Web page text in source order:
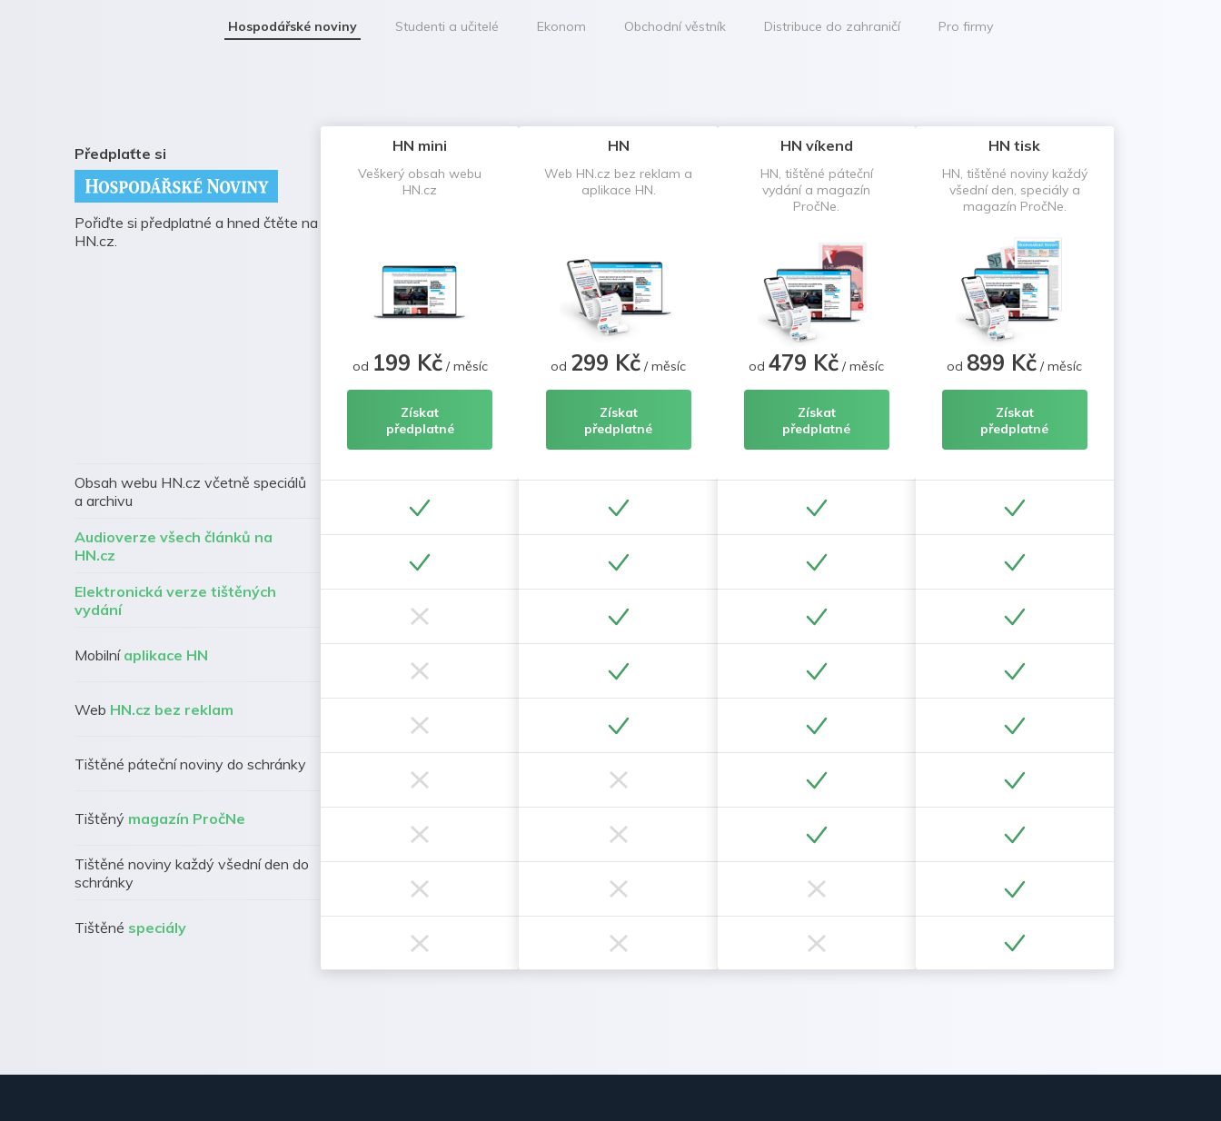
Hospodářské noviny Studenti a učitelé Ekonom Obchodní věstník Distribuce do zahraničí Pro firmy
Předplaťte si
Pořiďte si předplatné a hned čtěte na
HN.cz.
Obsah webu HN.cz včetně speciálů
a archivu
Audioverze všech článků na
HN.cz
Elektronická verze tištěných
vydání
Mobilní aplikace HN
Web HN.cz bez reklam
Tištěné páteční noviny do schránky
Tištěný magazín PročNe
Tištěné noviny každý všední den do
schránky
Tištěné speciály
HN mini
Veškerý obsah webu
HN.cz
od 199 Kč/ měsíc
Získat
předplatné
HN
Web HN.cz bez reklam a
aplikace HN.
od 299 Kč / měsíc
Získat
předplatné
HN víkend
HN, tištěné páteční
vydání a magazín
PročNe.
od479 Kč / měsíc
Získat
předplatné
HN tisk
HN, tištěné noviny každý
všední den, speciály a
magazín PročNe.
od 899 Kč / měsíc
Získat
předplatné